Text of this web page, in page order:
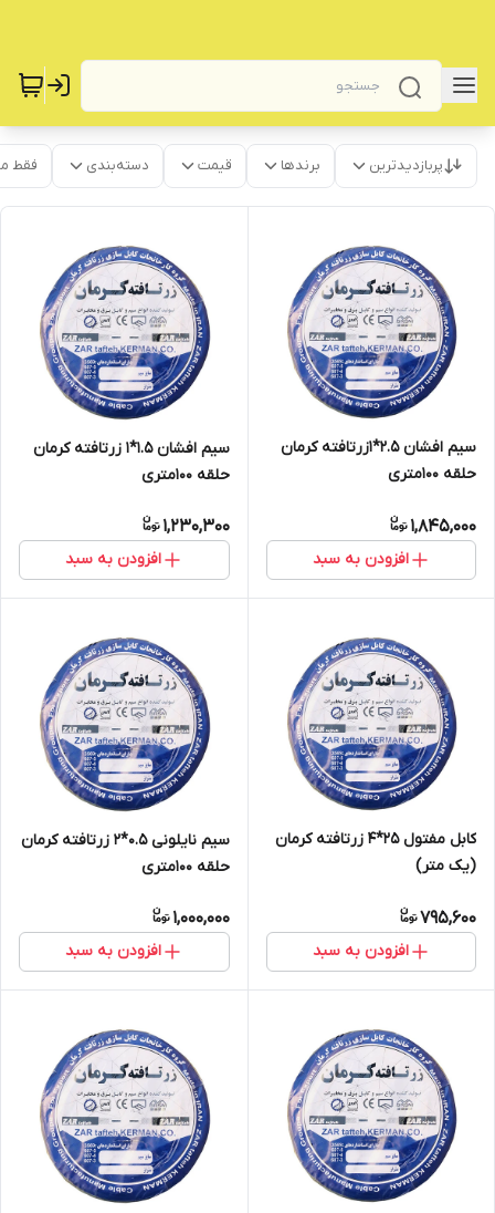
پربازدیدترین برندها قیمت دسته‌بندی فقط
سیم افشان 2.5*1زرتافته کرمان
حلقه 100متری
1,845,000
افزودن به سبد
سیم افشان 1.5*1 زرتافته کرمان
حلقه 100متری
1,230,300
افزودن به سبد
کابل مفتول 25*4 زرتافته کرمان
(یک متر)
795,600
افزودن به سبد
سیم نایلونی 0.5*2 زرتافته کرمان
حلقه 100متری
1,000,000
افزودن به سبد